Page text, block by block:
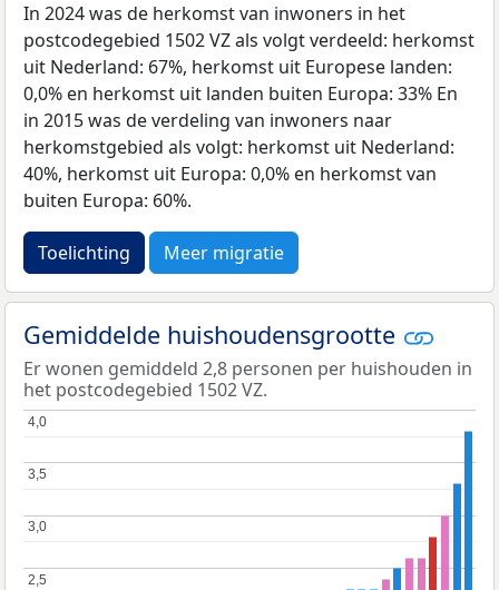
In 2024 was de herkomst van inwoners in het
postcodegebied 1502 VZ als volgt verdeeld: herkomst
uit Nederland: 67%, herkomst uit Europese landen:
0,0% en herkomst uit landen buiten Europa: 33% En
in 2015 was de verdeling van inwoners naar
herkomstgebied als volgt: herkomst uit Nederland:
40%, herkomst uit Europa: 0,0% en herkomst van
buiten Europa: 60%.
Toelichting Meer migratie
Gemiddelde huishoudensgrootte
Er wonen gemiddeld 2,8 personen per huishouden in
het postcodegebied 1502 VZ.
2,5
2,5
3,0
3,0
3,5
3,5
4,0
4,0